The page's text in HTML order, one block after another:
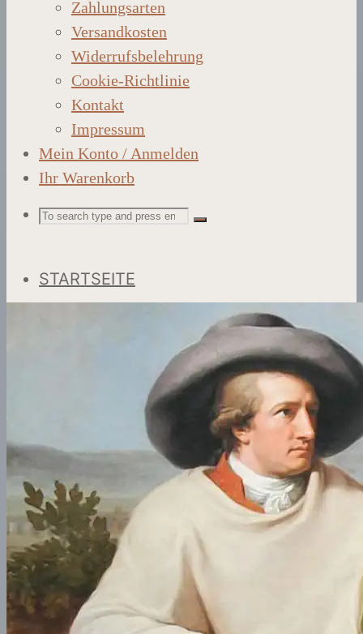
Zahlungsarten
Versandkosten
Widerrufsbelehrung
Cookie-Richtlinie
Kontakt
Impressum
Mein Konto / Anmelden
Ihr Warenkorb
Search
Search
Search
STARTSEITE
NOTEN UND MP3-DOWNLOADS
CDS – MP3-DOWNLOADS
NOTEN UND MP3
GOETHEVERTONUNGEN
LIEDVERTONUNGEN
KLAVIERVERTONUNGEN
WINTER- UND
WEIHNACHTSLIEDER
NOTENHEFTE
PARTITUREN
RECHTLICHES